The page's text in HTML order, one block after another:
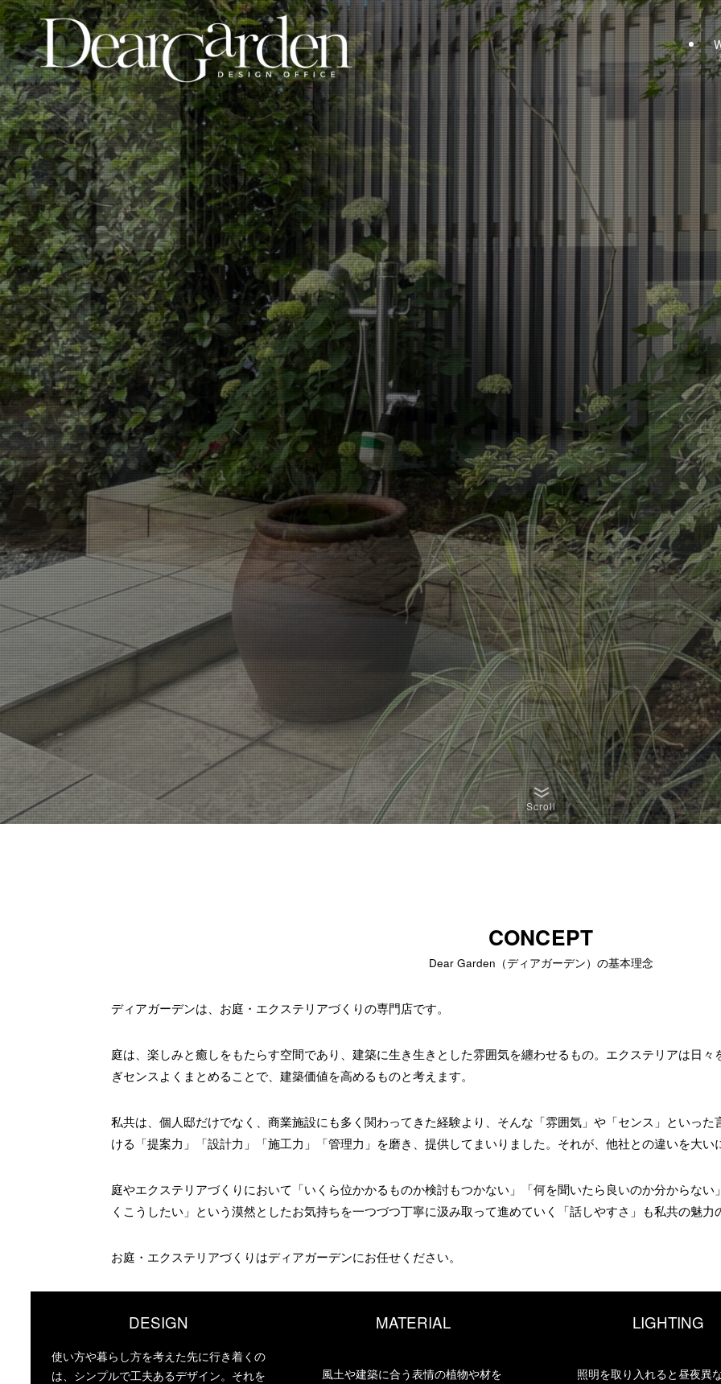
Scroll
CONCEPT
Dear Garden（ディアガーデン）の基本理念
ディアガーデンは、お庭・エクステリアづくりの専門店です。
庭は、楽しみと癒しをもたらす空間であり、建築に生き生きとした雰囲気を纏わせるもの。エクステリアは日
ぎセンスよくまとめることで、建築価値を高めるものと考えます。
私共は、個人邸だけでなく、商業施設にも多く関わってきた経験より、そんな「雰囲気」や「センス」といっ
ける「提案力」「設計力」「施工力」「管理力」を磨き、提供してまいりました。それが、他社との違いを大い
庭やエクステリアづくりにおいて「いくら位かかるものか検討もつかない」「何を聞いたら良いのか分からな
くこうしたい」という漠然としたお気持ちを一つづつ丁寧に汲み取って進めていく「話しやすさ」も私共の魅力
お庭・エクステリアづくりはディアガーデンにお任せください。
DESIGN
使い方や暮らし方を考えた先に行き着くの
は、シンプルで工夫あるデザイン。それを
MATERIAL
風土や建築に合う表情の植物や材を
LIGHTING
照明を取り入れると昼夜異